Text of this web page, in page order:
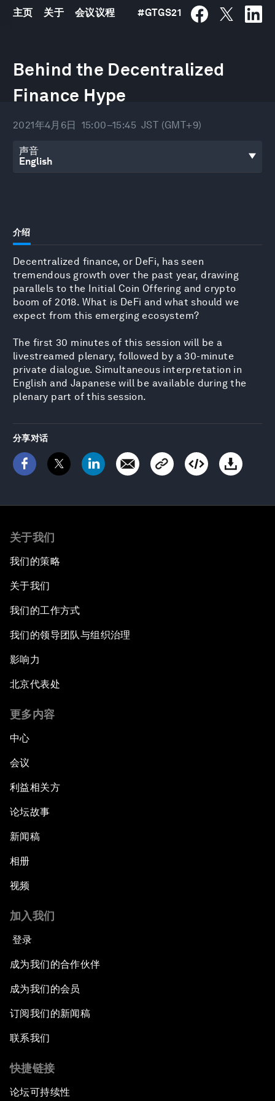
主页 关于 会议议程 #GTGS21
Behind the Decentralized
Finance Hype
2021年4月6日 15:00–15:45 JST (GMT+9)
声音
介绍
Decentralized finance, or DeFi, has seen
tremendous growth over the past year, drawing
parallels to the Initial Coin Offering and crypto
boom of 2018. What is DeFi and what should we
expect from this emerging ecosystem?
The first 30 minutes of this session will be a
livestreamed plenary, followed by a 30-minute
private dialogue. Simultaneous interpretation in
English and Japanese will be available during the
plenary part of this session.
分享对话
seconds
of
minutes,
15
关于我们
我们的策略
关于我们
我们的工作方式
我们的领导团队与组织治理
影响力
北京代表处
更多内容
中心
会议
利益相关方
论坛故事
新闻稿
相册
视频
加入我们
登录
成为我们的合作伙伴
成为我们的会员
订阅我们的新闻稿
联系我们
快捷链接
论坛可持续性